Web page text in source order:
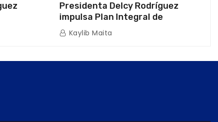
en La
Presidenta Delcy Rodríguez
impulsa Plan Integral de
Reactivación Económica en La
Guaira
Kaylib Maita